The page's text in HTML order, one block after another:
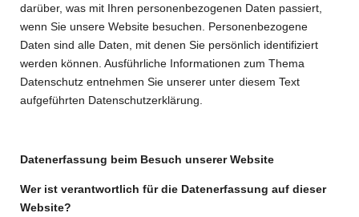
darüber, was mit Ihren personenbezogenen Daten passiert,
wenn Sie unsere Website besuchen. Personenbezogene
Daten sind alle Daten, mit denen Sie persönlich identifiziert
werden können. Ausführliche Informationen zum Thema
Datenschutz entnehmen Sie unserer unter diesem Text
aufgeführten Datenschutzerklärung.
Datenerfassung beim Besuch unserer Website
Wer ist verantwortlich für die Datenerfassung auf dieser
Website?